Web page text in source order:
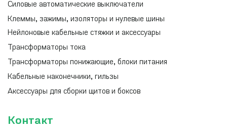
Силовые автоматические выключатели
Клеммы, зажимы, изоляторы и нулевые шины
Нейлоновые кабельные стяжки и аксессуары
Трансформаторы тока
Трансформаторы понижающие, блоки питания
Кабельные наконечники, гильзы
Аксессуары для сборки щитов и боксов
Контакт